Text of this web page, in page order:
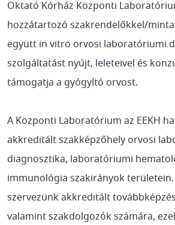
Oktató Kórház Központi
hozzátartozó szakrendelőkkel/
együtt in vitro orvosi laboratóriumi
szolgáltatást nyújt, leleteivel és
támogatja a gyógyító orvost.
A Központi Laboratórium az EEKH
akkreditált szakképzőhely orvosi
diagnosztika, laboratóriumi
immunológia szakirányok területein.
szervezünk akkreditált
valamint szakdolgozók számára,